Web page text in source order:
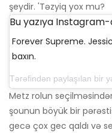
şeydir. 'Təzyiq yox mu?
Bu yazıya Instagram-
Forever Supreme.
baxın.
Tərəfindən paylaşılan bir
Metz rolun
şounun böyük bir
gecə çox gec qaldı və